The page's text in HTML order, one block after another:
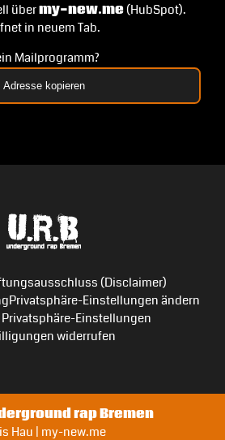
übermy-new.me(HubSpot).
in neuem Tab.
Mailprogramm?
Adresse kopieren
(Disclaimer)
Privatsphäre-Einstellungen ändern
Einstellungen
widerrufen
rap Bremen
Hau | my-new.me